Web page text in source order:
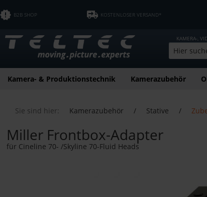
B2B SHOP KOSTENLOSER VERSAND*
KAMERA-,
Kamera- & Produktionstechnik Kamerazubehör
Sie sind hier: Kamerazubehör / Stative /
Miller Frontbox-Adapter
für Cineline 70- /Skyline 70-Fluid Heads